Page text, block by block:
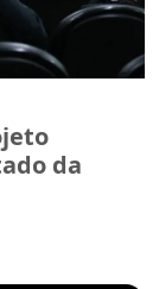
da